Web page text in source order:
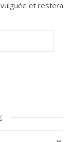
et restera